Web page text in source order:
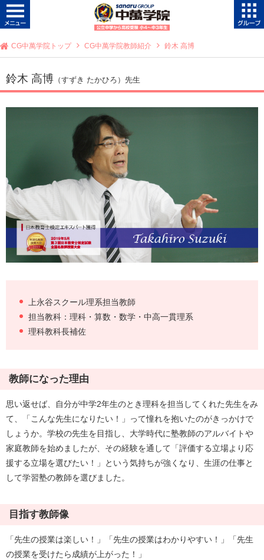
CG中萬学院トップ CG中萬学院教師紹介 鈴木 高博
鈴木 高博 （すずき たかひろ）先生
上永谷スクール理系担当教師
担当教科：理科・算数・数学・中高一貫理系
理科教科長補佐
教師になった理由
思い返せば、自分が中学2年生のとき理科を担当してくれた先生をみ
て、「こんな先生になりたい！」って憧れを抱いたのがきっかけで
しょうか。学校の先生を目指し、大学時代に塾教師のアルバイトや
家庭教師を始めましたが、その経験を通して「評価する立場より応
援する立場を選びたい！」という気持ちが強くなり、生涯の仕事と
して学習塾の教師を選びました。
目指す教師像
「先生の授業は楽しい！」「先生の授業はわかりやすい！」「先生
の授業を受けたら成績が上がった！」